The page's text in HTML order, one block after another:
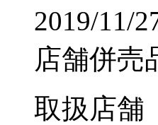
2019/11/
店舗併売
取扱店舗